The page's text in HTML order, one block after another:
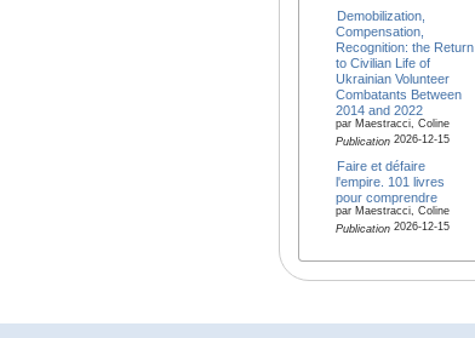
Demobilization,
Compensation,
Recognition: the Return
to Civilian Life of
Ukrainian Volunteer
Combatants Between
2014 and 2022
par Maestracci, Coline
Publication2026-12-15
Faire et défaire
l'empire. 101 livres
pour comprendre
par Maestracci, Coline
Publication2026-12-15